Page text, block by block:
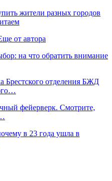
жители разных городов
от автора
на что обратить внимание
Брестского отделения БЖД
фейерверк. Смотрите,
в 23 года ушла в